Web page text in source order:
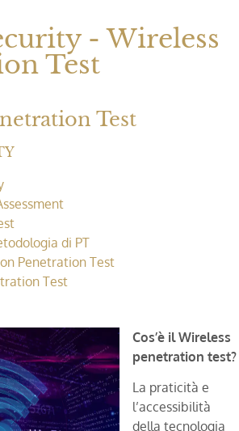
- Wireless
Test
Test
di PT
Penetration Test
Test
Cos’è il Wireless
penetration test?
La praticità e
l’accessibilità
della tecnologia